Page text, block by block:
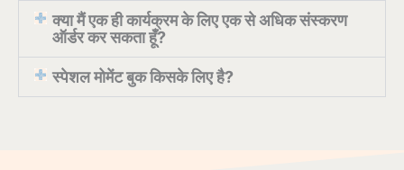
क्या मैं एक ही कार्यक्रम के लिए एक से अधिक संस्करण
ऑर्डर कर सकता हूँ?
स्पेशल मोमेंट बुक किसके लिए है?